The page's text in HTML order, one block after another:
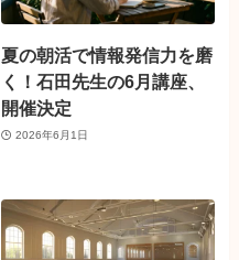
夏の朝活で情報発信力を磨
く！石田先生の6月講座、
開催決定
2026年6月1日